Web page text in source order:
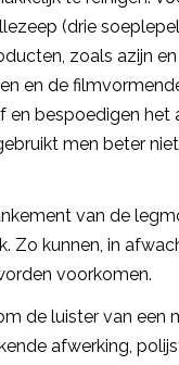
(drie
zoals azijn en
en de
bespoedigen het
men beter
van de
Zo kunnen, in
voorkomen.
de luister van een
afwerking,